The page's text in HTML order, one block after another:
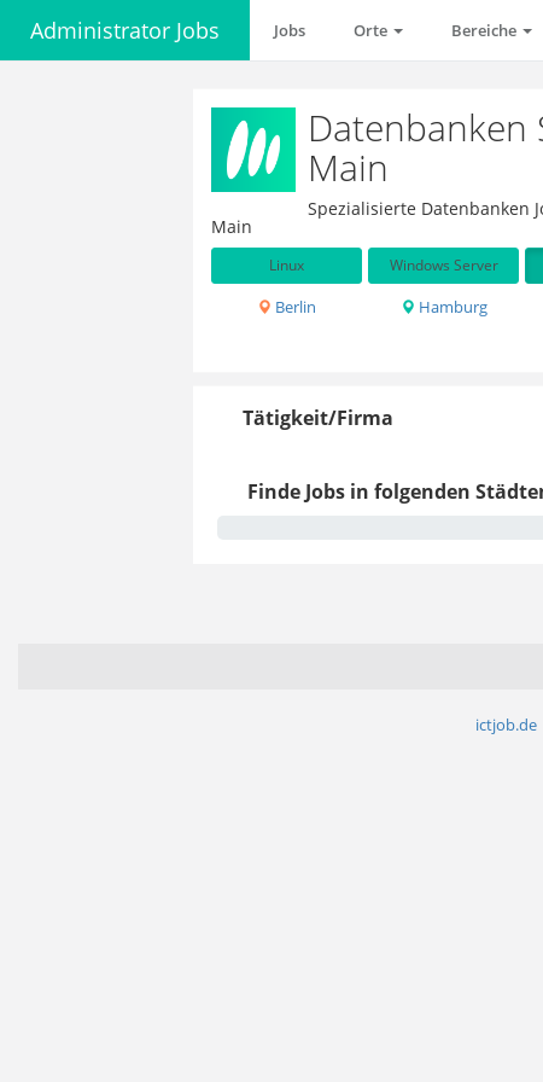
Administrator Jobs Jobs Orte Bereiche
Datenbanken
Main
Spezialisierte Datenbanken
Main
Linux Windows Server
Berlin Hamburg
Tätigkeit/Firma
Finde Jobs in folgenden
ictjob.de